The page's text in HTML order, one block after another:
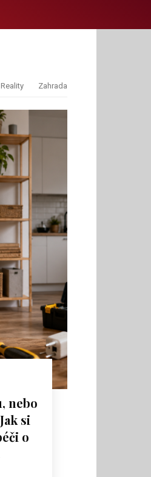
Reality Zahrada
nebo
si
o